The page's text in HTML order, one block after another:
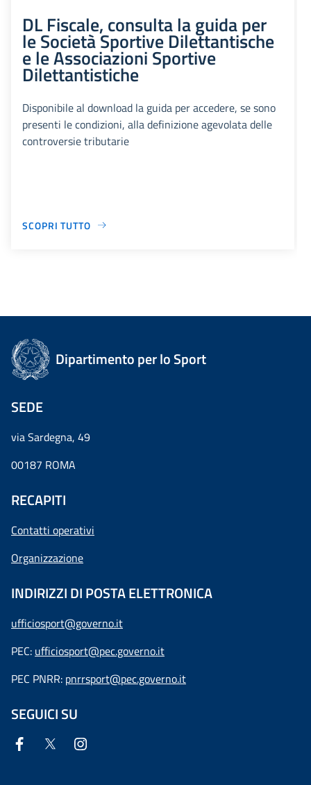
DL Fiscale, consulta la guida per
le Società Sportive Dilettantische
e le Associazioni Sportive
Dilettantistiche
Disponibile al download la guida per accedere, se sono
presenti le condizioni, alla definizione agevolata delle
controversie tributarie
SCOPRI TUTTO
Dipartimento per lo Sport
SEDE
via Sardegna, 49
00187 ROMA
RECAPITI
Contatti operativi
Organizzazione
INDIRIZZI DI POSTA ELETTRONICA
ufficiosport@governo.it
PEC: ufficiosport@pec.governo.it
PEC PNRR: pnrrsport@pec.governo.it
SEGUICI SU